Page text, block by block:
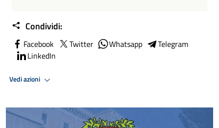
Condividi:
Facebook Twitter Whatsapp
Telegram
LinkedIn
Vedi azioni